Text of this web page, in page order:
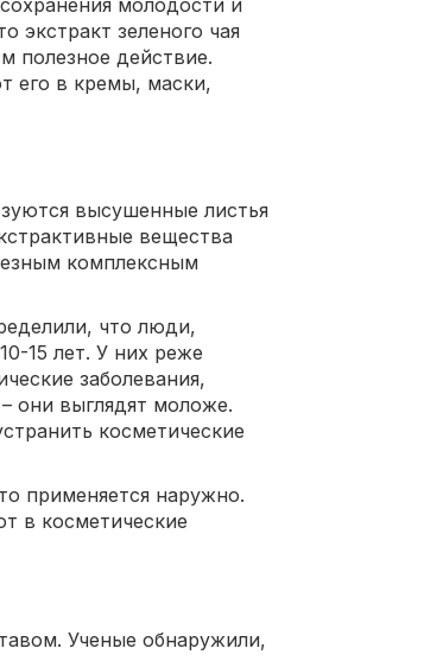
молодости и
экстракт зеленого чая
полезное действие.
его в кремы, маски,
высушенные листья
вещества
комплексным
что люди,
15 лет. У них реже
заболевания,
они выглядят моложе.
косметические
применяется наружно.
в косметические
Ученые обнаружили,